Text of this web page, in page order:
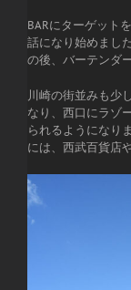
BARにターゲット
話になり始めまし
の後、バーテンダ
川崎の街並みも少
なり、西口にラゾ
られるようになり
には、西武百貨店